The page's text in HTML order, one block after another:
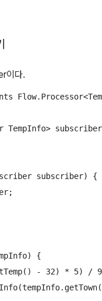
이다.
TempInfo>
subscriber) {
{
- 32) * 5) /